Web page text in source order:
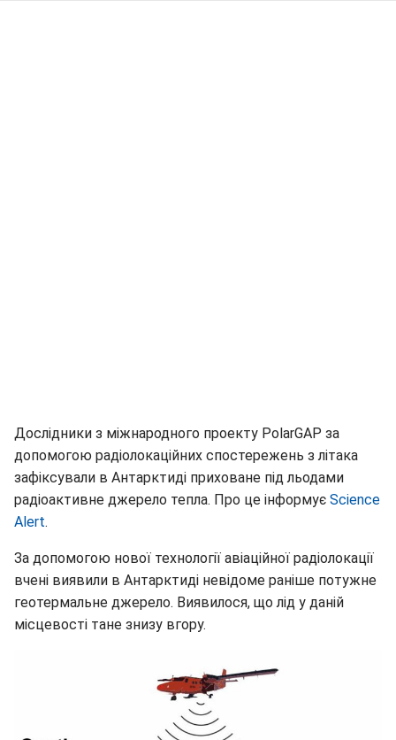
Дослідники з міжнародного проекту PolarGAP за
допомогою радіолокаційних спостережень з літака
зафіксували в Антарктиді приховане під льодами
радіоактивне джерело тепла. Про це інформує Science
Alert.
За допомогою нової технології авіаційної радіолокації
вчені виявили в Антарктиді невідоме раніше потужне
геотермальне джерело. Виявилося, що лід у даній
місцевості тане знизу вгору.